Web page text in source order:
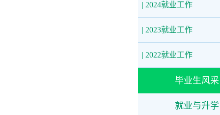
| 2024就业工作
| 2023就业工作
| 2022就业工作
毕业生风采
就业与升学